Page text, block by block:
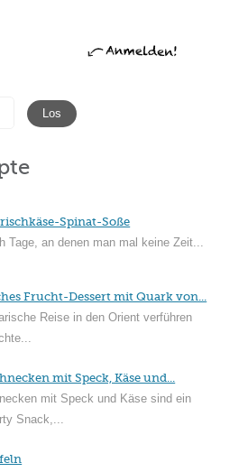
Spinat-Soße
Tage, an denen man mal keine Zeit...
Frucht-Dessert mit Quark von...
Reise in den Orient verführen
mit Speck, Käse und...
mit Speck und Käse sind ein
Snack,...